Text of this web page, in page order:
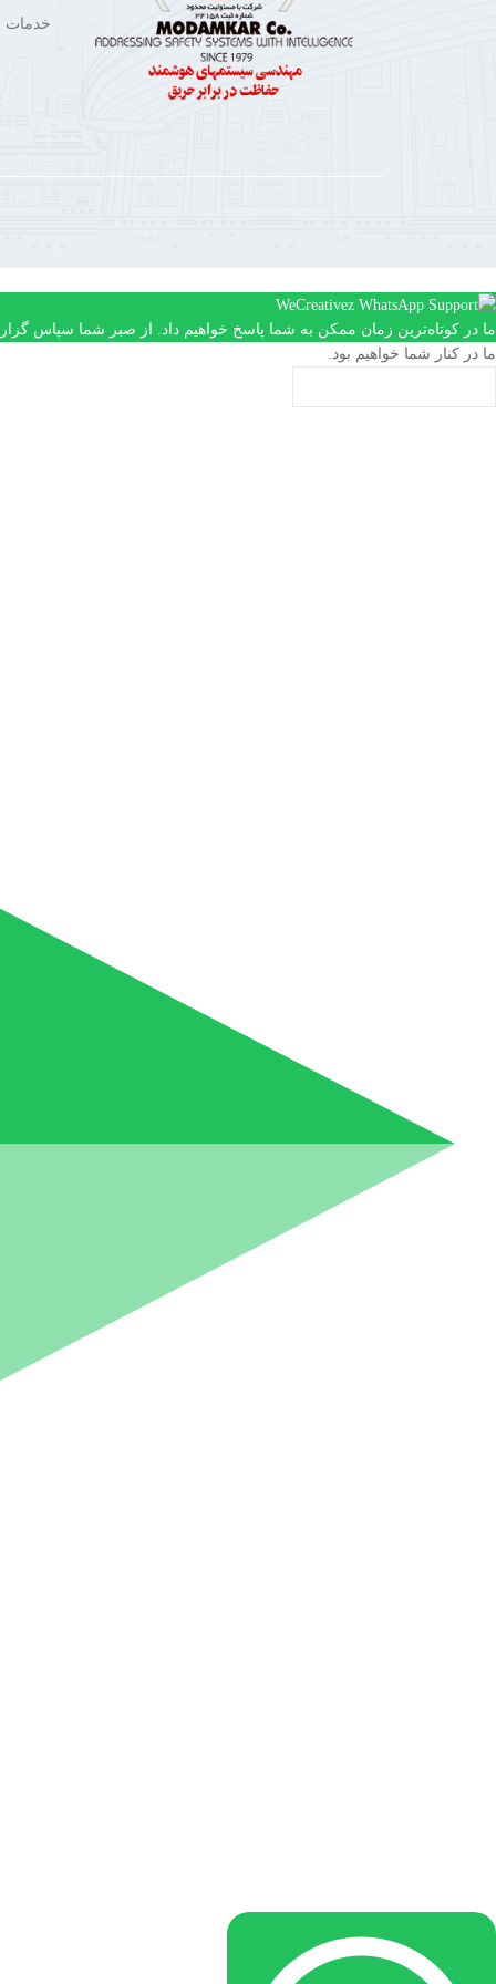
خدمات
ما در کوتاه‌ترین زمان ممکن به شما پاسخ خواهیم داد. از صبر شما سپاس
ما در کنار شما خواهیم بود.